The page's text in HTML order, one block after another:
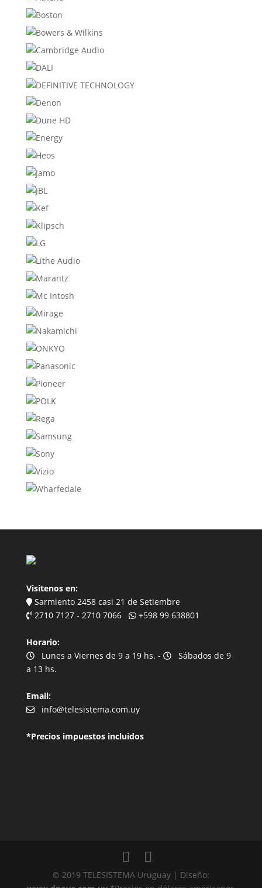
Visitenos en:
Sarmiento 2458 casi 21 de Setiembre
2710 7127 - 2710 7066
+598 99 638801
Horario:
Lunes a Viernes de 9 a 19 hs. -
Sábados de 9
a 13 hs.
Email:
info@telesistema.com.uy
*Precios impuestos incluidos
© 2019 TELESISTEMA Uruguay | Diseño: